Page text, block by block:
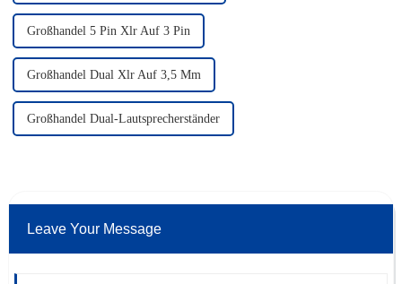
Großhandel 5 Pin Xlr Auf 3 Pin
Großhandel Dual Xlr Auf 3,5 Mm
Großhandel Dual-Lautsprecherständer
Leave Your Message